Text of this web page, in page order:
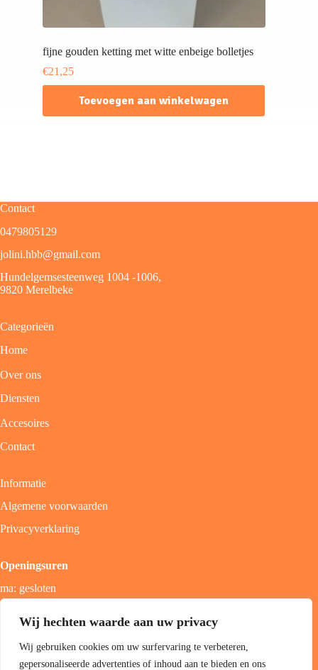
Wij hechten waarde aan uw privacy
Wij gebruiken cookies om uw surfervaring te verbeteren,
gepersonaliseerde advertenties of inhoud aan te bieden en ons
fijne gouden ketting met witte enbeige bolletjes
€21,25
Toevoegen aan winkelwagen
Contact
0479805129
jolini.hbb@gmail.com
Hundelgemsesteenweg 1004 -1006,
9820 Merelbeke
Categorieën
Home
Over ons
Diensten
Accesoires
Contact
Informatie
Algemene voorwaarden
Privacyverklaring
Openingsuren
ma: gesloten
zon; gesloten